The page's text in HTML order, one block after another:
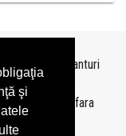
şi
ultimelor bilanturi
TopFirme si fara